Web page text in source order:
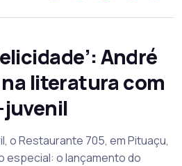
André
literatura com
o Restaurante 705, em Pituaçu,
especial: o lançamento do